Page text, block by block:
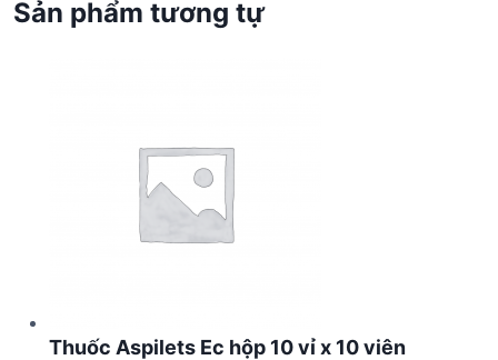
Sản phẩm tương tự
Thuốc Aspilets Ec hộp 10 vỉ x 10 viên